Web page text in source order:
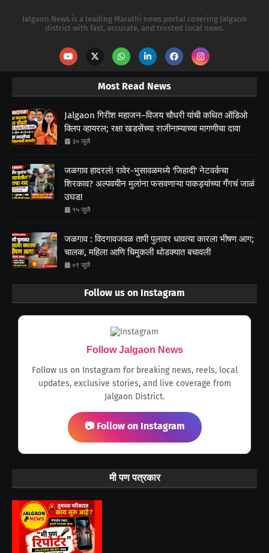
Jalgaon News is a leading Marathi news portal covering Jalgaon
district with fast, accurate, and trusted local news.
Most Read News
Jalgaon गिरीश महाजन–विजय चौधरी यांची कथित ऑडिओ
क्लिप व्हायरल; रक्षा खडसेंच्या राजीनाम्याच्या मागणीचा दावा
३० जुलै
जळगाव हादरलं! रावेर-भुसावळमध्ये 'जिहादी' नेटवर्कचा
शिरकाव? अल्पवयीन मुलांना फसवणाऱ्या पाकड्यांच्या गँगचं जाळं
उघड!
१५ जुलै
जळगाव : विदगावजवळ तापी पुलावर धावत्या कारला भीषण आग;
चालक, महिला आणि चिमुकली थोडक्यात बचावली
०९ जुलै
Follow us on Instagram
Follow Jalgaon News
Follow us on Instagram for breaking news, reels, local
updates, exclusive stories, and live coverage from
Jalgaon District.
📷 Follow on Instagram
मी पण पत्रकार